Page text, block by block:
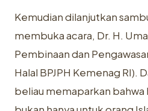
Kemudian dilanjutkan
membuka acara, Dr. H.
Pembinaan dan
Halal BPJPH Kemenag RI).
beliau memaparkan bahwa